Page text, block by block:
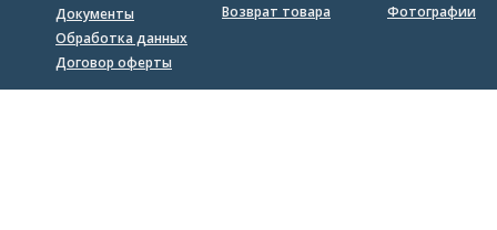
Документы
Обработка данных
Договор оферты
Возврат товара
Фотографии